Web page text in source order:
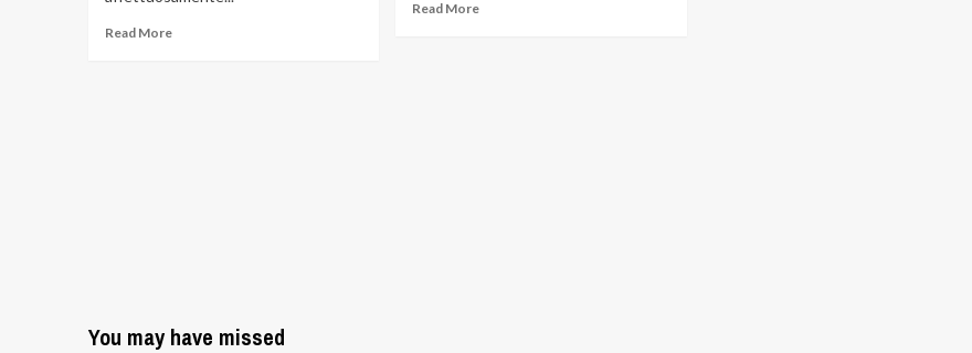
Read More
Read More
You may have missed